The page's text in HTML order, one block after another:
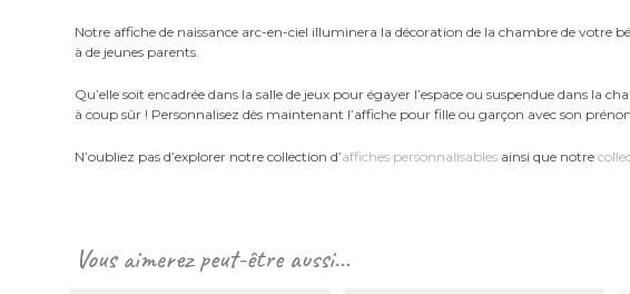
Notre affiche de naissance arc-en-ciel illuminera la décoration de la chambre de votre
à de jeunes parents.
Qu’elle soit encadrée dans la salle de jeux pour égayer l’espace ou suspendue dans
à coup sûr ! Personnalisez dès maintenant l’affiche pour fille ou garçon avec son
N’oubliez pas d’explorer notre collection d’affiches personnalisables ainsi que notre
Vous aimerez peut-être aussi…